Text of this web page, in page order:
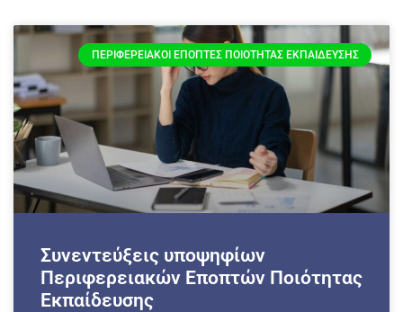
ΠΕΡΙΦΕΡΕΙΑΚΟΊ ΕΠΌΠΤΕΣ ΠΟΙΌΤΗΤΑΣ ΕΚΠΑΊΔΕΥΣΗΣ
Συνεντεύξεις υποψηφίων
Περιφερειακών Εποπτών Ποιότητας
Εκπαίδευσης